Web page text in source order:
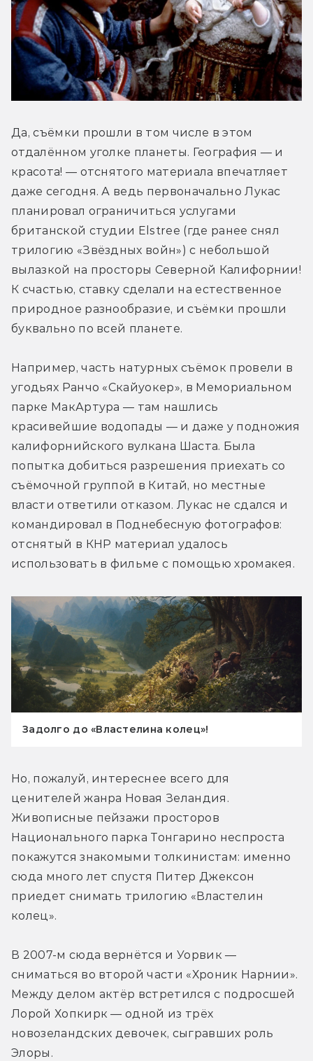
Да, съёмки прошли в том числе в этом
отдалённом уголке планеты. География — и
красота! — отснятого материала впечатляет
даже сегодня. А ведь первоначально Лукас
планировал ограничиться услугами
британской студии Elstree (где ранее снял
трилогию «Звёздных войн») с небольшой
вылазкой на просторы Северной Калифорнии!
К счастью, ставку сделали на естественное
природное разнообразие, и съёмки прошли
буквально по всей планете.
Например, часть натурных съёмок провели в
угодьях Ранчо «Скайуокер», в Мемориальном
парке МакАртура — там нашлись
красивейшие водопады — и даже у подножия
калифорнийского вулкана Шаста. Была
попытка добиться разрешения приехать со
съёмочной группой в Китай, но местные
власти ответили отказом. Лукас не сдался и
командировал в Поднебесную фотографов:
отснятый в КНР материал удалось
использовать в фильме с помощью хромакея.
Задолго до «Властелина колец»!
Но, пожалуй, интереснее всего для
ценителей жанра Новая Зеландия.
Живописные пейзажи просторов
Национального парка Тонгарино неспроста
покажутся знакомыми толкинистам: именно
сюда много лет спустя Питер Джексон
приедет снимать трилогию «Властелин
колец».
В 2007-м сюда вернётся и Уорвик —
сниматься во второй части «Хроник Нарнии».
Между делом актёр встретился с подросшей
Лорой Хопкирк — одной из трёх
новозеландских девочек, сыгравших роль
Элоры.